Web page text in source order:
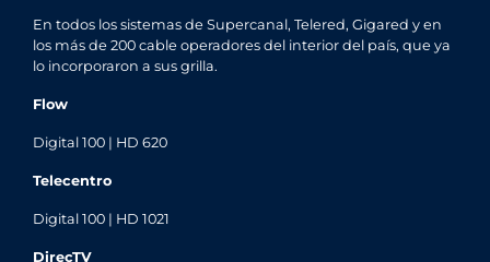
En todos los sistemas de Supercanal, Telered, Gigared y en
los más de 200 cable operadores del interior del país, que ya
lo incorporaron a sus grilla.
Flow
Digital 100 | HD 620
Telecentro
Digital 100 | HD 1021
DirecTV